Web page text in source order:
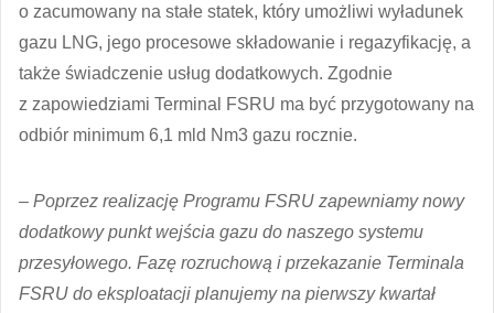
o zacumowany na stałe statek, który umożliwi wyładunek
gazu LNG, jego procesowe składowanie i regazyfikację, a
także świadczenie usług dodatkowych. Zgodnie
z zapowiedziami Terminal FSRU ma być przygotowany na
odbiór minimum 6,1 mld Nm3 gazu rocznie.
– Poprzez realizację Programu FSRU zapewniamy nowy
dodatkowy punkt wejścia gazu do naszego systemu
przesyłowego. Fazę rozruchową i przekazanie Terminala
FSRU do eksploatacji planujemy na pierwszy kwartał